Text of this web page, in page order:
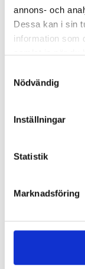
annons- och
Dessa kan i sin
information som
samlat in när du
Nödvändig
Inställningar
Statistik
Marknadsföring